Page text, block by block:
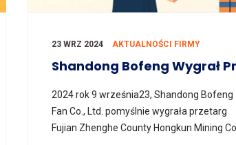
23 WRZ 2024 AKTUALNOŚCI FIRMY
2024 rok 9 września23, Shandong Bofeng
Fan Co., Ltd. pomyślnie wygrała przetarg
Fujian Zhenghe County Hongkun Mining